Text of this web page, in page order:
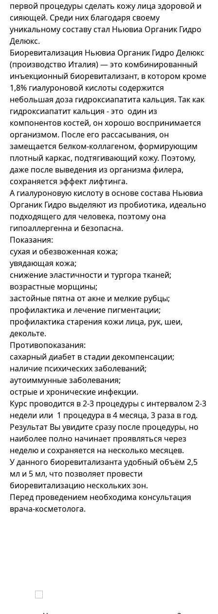
первой процедуры сделать кожу лица здоровой и
сияющей. Среди них благодаря своему
уникальному составу стал Ньювиа Органик Гидро
Делюкс.
Биоревитализация Ньювиа Органик Гидро Делюкс
(производство Италия) — это комбинированный
инъекционный биоревитализант, в котором кроме
1,8% гиалуроновой кислоты содержится
небольшая доза гидроксиапатита кальция. Так как
гидроксиапатит кальция - это один из
компонентов костей, он хорошо воспринимается
организмом. После его рассасывания, он
замещается белком-коллагеном, формирующим
плотный каркас, подтягивающий кожу. Поэтому,
даже после выведения из организма филера,
сохраняется эффект лифтинга.
А гиалуроновую кислоту в основе состава Ньювиа
Органик Гидро выделяют из пробиотика, идеально
подходящего для человека, поэтому она
гипоаллергенна и безопасна.
Показания:
сухая и обезвоженная кожа;
увядающая кожа;
снижение эластичности и тургора тканей;
возрастные морщины;
застойные пятна от акне и мелкие рубцы;
профилактика и лечение пигментации;
профилактика старения кожи лица, рук, шеи,
декольте.
Противопоказания:
сахарный диабет в стадии декомпенсации;
наличие психических заболеваний;
аутоиммунные заболевания;
острые и хронические инфекции.
Курс проводится в 2-3 процедуры с интервалом 2-3
недели или 1 процедура в 4 месяца, 3 раза в год.
Результат Вы увидите сразу после процедуры, но
наиболее полно начинает проявляться через
неделю и сохраняется на несколько месяцев.
У данного биоревитализанта удобный объём 2,5
мл и 5 мл, что позволяет провести
биоревитализацию нескольких зон.
Перед проведением необходима консультация
врача-косметолога.